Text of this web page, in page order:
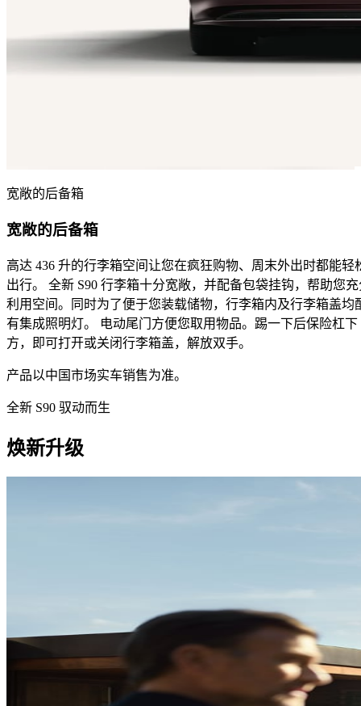
宽敞的后备箱
宽敞的后备箱
高达 436 升的行李箱空间让您在疯狂购物、周末外出时都能轻
出行。 全新 S90 行李箱十分宽敞，并配备包袋挂钩，帮助您充
利用空间。同时为了便于您装载储物，行李箱内及行李箱盖均
有集成照明灯。 电动尾门方便您取用物品。踢一下后保险杠下
方，即可打开或关闭行李箱盖，解放双手。
产品以中国市场实车销售为准。
全新 S90 驭动而生
焕新升级